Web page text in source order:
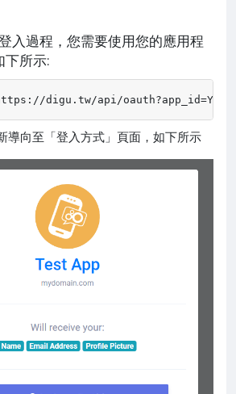
入過程，您需要使用您的應用程
下所示:
digu.tw/api/
導向至「登入方式」頁面，如下所示